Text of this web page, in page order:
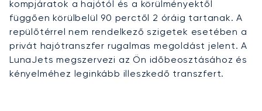
kompjáratok a hajótól és a körülményektől
függően körülbelül 90 perctől 2 óráig tartanak. A
repülőtérrel nem rendelkező szigetek esetében a
privát hajótranszfer rugalmas megoldást jelent. A
LunaJets megszervezi az Ön időbeosztásához és
kényelméhez leginkább illeszkedő transzfert.